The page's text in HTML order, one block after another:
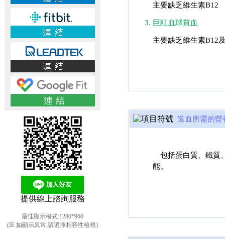
提供線上諮詢服務
最佳顯示模式:1280*960
(IE 如顯示異常,請選擇相容性檢視)
主要缺乏維生素B12
巨紅血球貧血
主要缺乏維生素B12
造血所需的營
包括蛋白質、鐵質
能。